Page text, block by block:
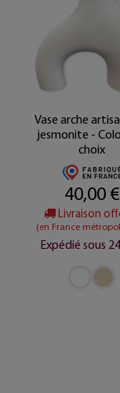
Vase arche
jesmonite -
choix
40,00 €
Livraison
(en France
Expédié sous